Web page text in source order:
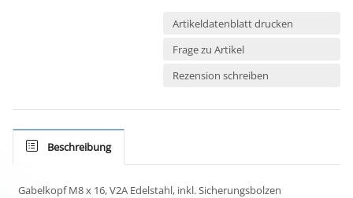
Artikeldatenblatt drucken
Frage zu Artikel
Rezension schreiben
Beschreibung
Gabelkopf M8 x 16, V2A Edelstahl, inkl. Sicherungsbolzen